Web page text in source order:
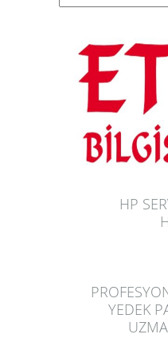
HP
YEDEK